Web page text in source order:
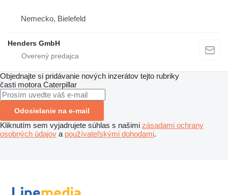
Nemecko, Bielefeld
Henders GmbH
Objednajte si pridávanie nových inzerátov tejto rubriky
časti motora Caterpillar
Odosielanie na e-mail
Kliknutím sem vyjadrujete súhlas s našimi zásadami ochrany
osobných údajov a používateľskými dohodami.